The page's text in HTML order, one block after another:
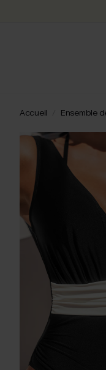
Accueil Ensemble